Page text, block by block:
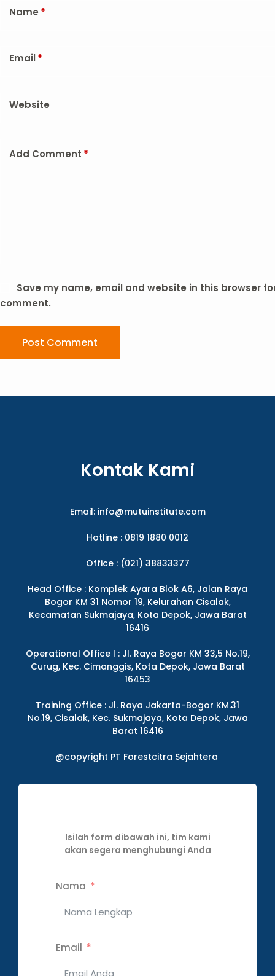
Name *
Email*
Website
Add Comment *
Save my name, email and website in this browser
comment.
Post Comment
Kontak Kami
Email: info@mutuinstitute.com
Hotline : 0819 1880 0012
Office : (021) 38833377
Head Office : Komplek Ayara Blok A6, Jalan Raya
Bogor KM 31 Nomor 19, Kelurahan Cisalak,
Kecamatan Sukmajaya, Kota Depok, Jawa Barat
16416
Operational Office I : Jl. Raya Bogor KM 33,5 No.19,
Curug, Kec. Cimanggis, Kota Depok, Jawa Barat
16453
Training Office : Jl. Raya Jakarta-Bogor KM.31
No.19, Cisalak, Kec. Sukmajaya, Kota Depok, Jawa
Barat 16416
@copyright PT Forestcitra Sejahtera
Isilah form dibawah ini, tim kami
akan segera menghubungi Anda
Nama
Email